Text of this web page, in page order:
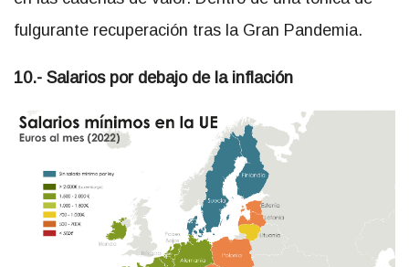
fulgurante recuperación tras la Gran Pandemia.
10.- Salarios por debajo de la inflación